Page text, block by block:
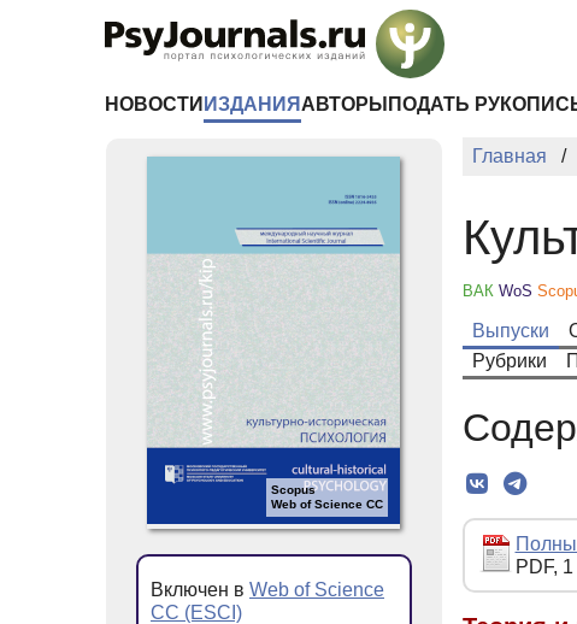
НОВОСТИ ИЗДАНИЯ АВТОРЫ ПОДАТЬ
Главная
ВАК WoS
Выпуски
Рубрики
PDF,
Scopus
Web of Science CC
Включен в Web of Science
CC (ESCI)